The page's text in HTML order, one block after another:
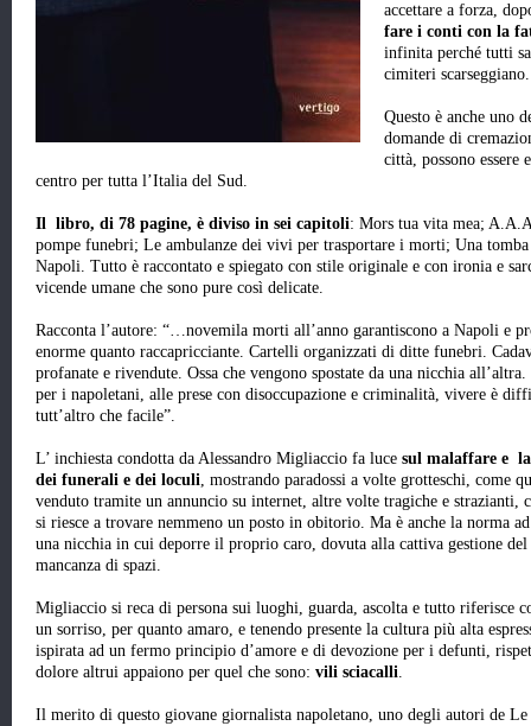
accettare a forza,
fare i conti con la
infinita perché tutti
cimiteri scarseggiano.
Questo è anche uno
domande di
città, possono essere
centro per tutta l’Italia del Sud.
Il libro, di 78 pagine, è diviso in sei capitoli: Mors tua vita mea;
pompe funebri; Le ambulanze dei vivi per trasportare i morti; Una
Napoli. Tutto è raccontato e spiegato con stile originale e con ironia e
vicende umane che sono pure così delicate.
Racconta l’autore: “…novemila morti all’anno garantiscono a Napoli e
enorme quanto raccapricciante. Cartelli organizzati di ditte funebri.
profanate e rivendute. Ossa che vengono spostate da una nicchia all’altra.
per i napoletani, alle prese con disoccupazione e criminalità, vivere è
tutt’altro che facile”.
L’ inchiesta condotta da Alessandro Migliaccio fa luce sul malaffare e la
dei funerali e dei loculi, mostrando paradossi a volte grotteschi, come
venduto tramite un annuncio su internet, altre volte tragiche e strazianti,
si riesce a trovare nemmeno un posto in obitorio. Ma è anche la norma
una nicchia in cui deporre il proprio caro, dovuta alla cattiva gestione
mancanza di spazi.
Migliaccio si reca di persona sui luoghi, guarda, ascolta e tutto riferisce
un sorriso, per quanto amaro, e tenendo presente la cultura più alta
ispirata ad un fermo principio d’amore e di devozione per i defunti,
dolore altrui appaiono per quel che sono: vili sciacalli.
Il merito di questo giovane giornalista napoletano, uno degli autori de